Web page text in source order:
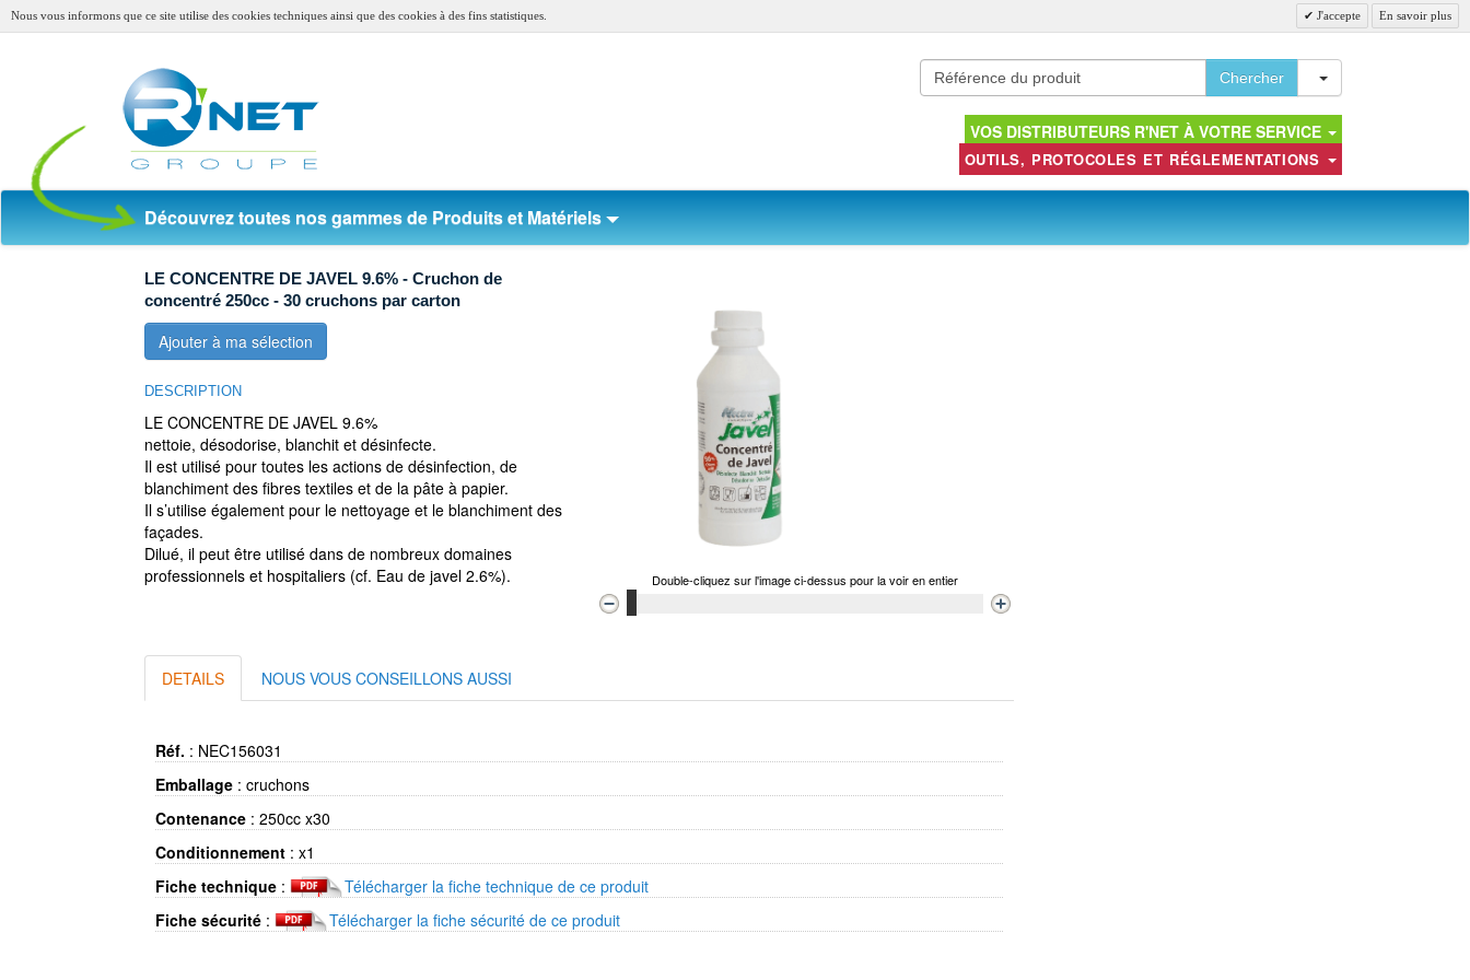
Nous vous informons que ce site utilise des cookies techniques ainsi que des cookies à des fins statistiques. J'accepte En savoir plus
Chercher Toggle Dropdown
VOS DISTRIBUTEURS R'NET À VOTRE SERVICE
OUTILS, PROTOCOLES ET RÉGLEMENTATIONS
Découvrez toutes nos gammes de Produits et Matériels
LE CONCENTRE DE JAVEL 9.6% - Cruchon de
concentré 250cc - 30 cruchons par carton
Ajouter à ma sélection
DESCRIPTION
LE CONCENTRE DE JAVEL 9.6%
nettoie, désodorise, blanchit et désinfecte.
Il est utilisé pour toutes les actions de désinfection, de
blanchiment des fibres textiles et de la pâte à papier.
Il s’utilise également pour le nettoyage et le blanchiment des
façades.
Dilué, il peut être utilisé dans de nombreux domaines
professionnels et hospitaliers (cf. Eau de javel 2.6%).
Double-cliquez sur l'image ci-dessus pour la voir en entier
DETAILS NOUS VOUS CONSEILLONS AUSSI
Réf. : NEC156031
Emballage : cruchons
Contenance : 250cc x30
Conditionnement : x1
Fiche technique :
Télécharger la fiche technique de ce produit
Fiche sécurité : Télécharger la fiche sécurité de ce produit